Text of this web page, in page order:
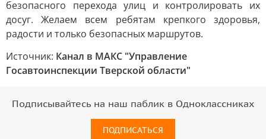
безопасного перехода улиц и контролировать их
досуг. Желаем всем ребятам крепкого здоровья,
радости и только безопасных маршрутов.
Источник: Канал в МАКС "Управление
Госавтоинспекции Тверской области"
Подписывайтесь на наш паблик в Одноклассниках
ПОДПИСАТЬСЯ